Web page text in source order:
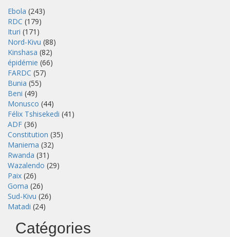
Ebola (243)
RDC (179)
Ituri (171)
Nord-Kivu (88)
Kinshasa (82)
épidémie (66)
FARDC (57)
Bunia (55)
Beni (49)
Monusco (44)
Félix Tshisekedi (41)
ADF (36)
Constitution (35)
Maniema (32)
Rwanda (31)
Wazalendo (29)
Paix (26)
Goma (26)
Sud-Kivu (26)
Matadi (24)
Catégories